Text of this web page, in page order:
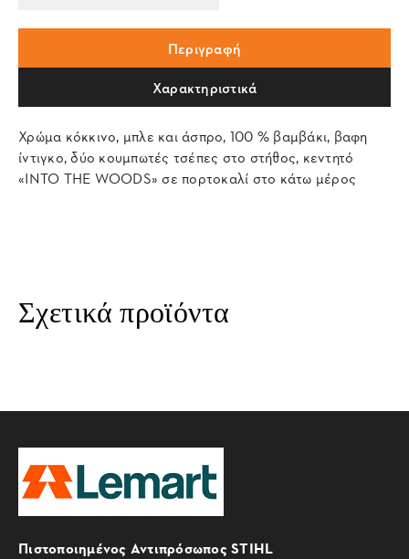
Περιγραφή
Χαρακτηριστικά
Χρώμα κόκκινο, μπλε και άσπρο, 100 % βαμβάκι, βαφη
ίντιγκο, δύο κουμπωτές τσέπες στο στήθος, κεντητό
«INTO THE WOODS» σε πορτοκαλί στο κάτω μέρος
Σχετικά προϊόντα
Πιστοποιημένος Αντιπρόσωπος STIHL